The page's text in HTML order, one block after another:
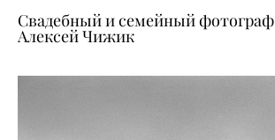
Свадебный и семейный фотограф
Алексей Чижик